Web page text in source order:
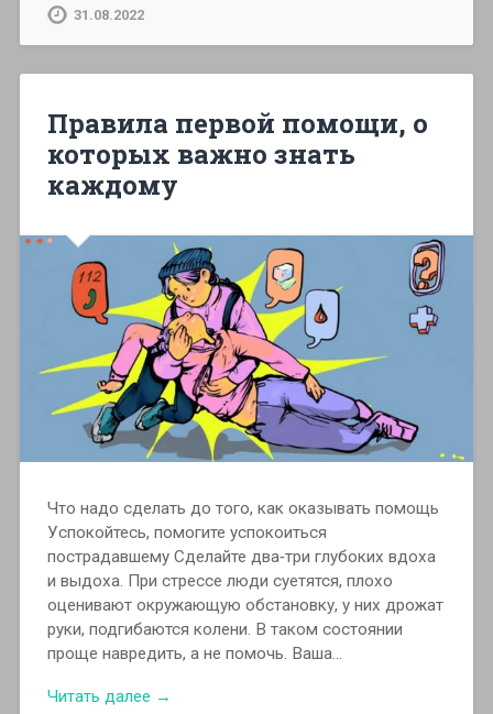
31.08.2022
Правила первой помощи, о
которых важно знать
каждому
Что надо сделать до того, как оказывать помощь
Успокойтесь, помогите успокоиться
пострадавшему Сделайте два‑три глубоких вдоха
и выдоха. При стрессе люди суетятся, плохо
оценивают окружающую обстановку, у них дрожат
руки, подгибаются колени. В таком состоянии
проще навредить, а не помочь. Ваша…
Читать далее →